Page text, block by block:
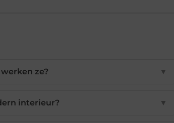
ze? ▼
interieur? ▼